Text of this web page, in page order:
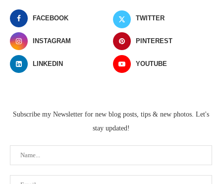
FACEBOOK TWITTER
INSTAGRAM PINTEREST
LINKEDIN YOUTUBE
Subscribe my Newsletter for new blog posts, tips & new photos. Let's
stay updated!